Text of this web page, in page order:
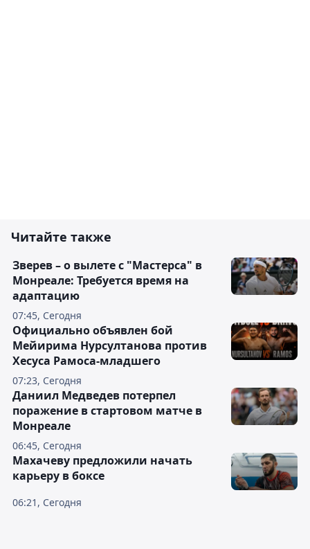
Читайте также
07:45, Сегодня
Зверев – о вылете с "Мастерса" в
Монреале: Требуется время на
адаптацию
07:23, Сегодня
Официально объявлен бой
Мейирима Нурсултанова против
Хесуса Рамоса-младшего
06:45, Сегодня
Даниил Медведев потерпел
поражение в стартовом матче в
Монреале
06:21, Сегодня
Махачеву предложили начать
карьеру в боксе